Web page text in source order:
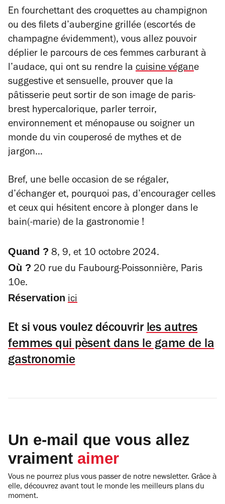
En fourchettant des croquettes au champignon
ou des filets d’aubergine grillée (escortés de
champagne évidemment), vous allez pouvoir
déplier le parcours de ces femmes carburant à
l’audace, qui ont su rendre la cuisine végane
suggestive et sensuelle, prouver que la
pâtisserie peut sortir de son image de paris-
brest hypercalorique, parler terroir,
environnement et ménopause ou soigner un
monde du vin couperosé de mythes et de
jargon…
Bref, une belle occasion de se régaler,
d’échanger et, pourquoi pas, d’encourager celles
et ceux qui hésitent encore à plonger dans le
bain(-marie) de la gastronomie !
Quand ? 8, 9, et 10 octobre 2024.
Où ? 20 rue du Faubourg-Poissonnière, Paris
10e.
Réservation ici
Et si vous voulez découvrirles autres
femmes qui pèsent dans le game de la
gastronomie
Un e-mail que vous allez
vraiment aimer
Vous ne pourrez plus vous passer de notre newsletter. Grâce à
elle, découvrez avant tout le monde les meilleurs plans du
moment.